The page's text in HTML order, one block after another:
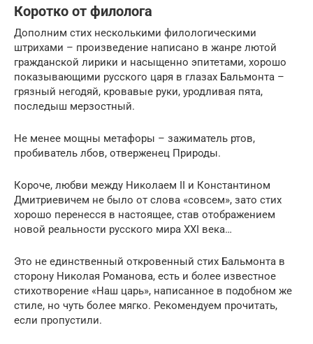
Коротко от филолога
Дополним стих несколькими филологическими
штрихами – произведение написано в жанре лютой
гражданской лирики и насыщенно эпитетами, хорошо
показывающими русского царя в глазах Бальмонта –
грязный негодяй, кровавые руки, уродливая пята,
последыш мерзостный.
Не менее мощны метафоры – зажиматель ртов,
пробиватель лбов, отверженец Природы.
Короче, любви между Николаем II и Константином
Дмитриевичем не было от слова «совсем», зато стих
хорошо перенесся в настоящее, став отображением
новой реальности русского мира XXI века…
Это не единственный откровенный стих Бальмонта в
сторону Николая Романова, есть и более известное
стихотворение «Наш царь», написанное в подобном же
стиле, но чуть более мягко. Рекомендуем прочитать,
если пропустили.